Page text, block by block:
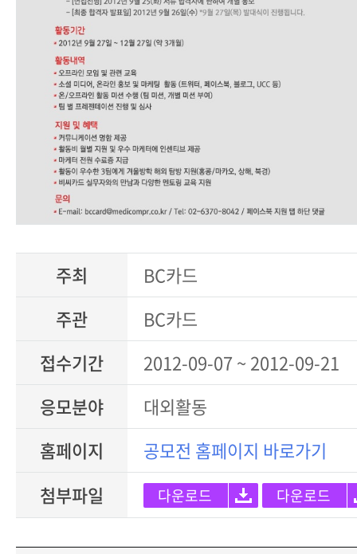
주최
BC카드
주관
BC카드
접수기간
2012-09-07 ~ 2012-09-21
응모분야
대외활동
홈페이지
공모전 홈페이지 바로가기
첨부파일
다운로드 다운로드